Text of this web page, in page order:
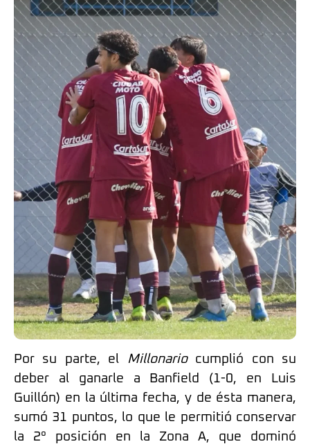
Por su parte, el Millonariocumplió con su
deber al ganarle a Banfield (1-0, en Luis
Guillón) en la última fecha, y de ésta manera,
sumó 31 puntos, lo que le permitió conservar
la 2° posición en la Zona A, que dominó